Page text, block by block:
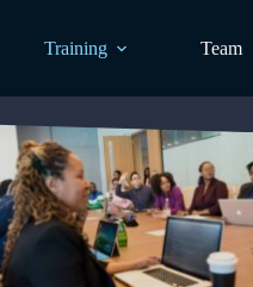
Training Team